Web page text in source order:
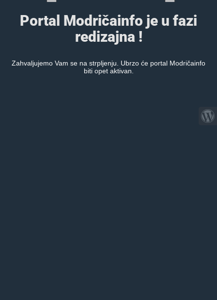
Portal Modričainfo je u fazi
redizajna !
Zahvaljujemo Vam se na strpljenju. Ubrzo će portal Modričainfo
biti opet aktivan.